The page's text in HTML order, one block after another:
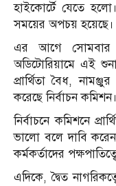
হাইকোর্টে যেতে
সময়ের অপচয় হয়েছে।
এর আগে সোমবার
অডিটোরিয়ামে এই
প্রার্থিতা বৈধ,
করেছে নির্বাচন কমিশন।
নির্বাচনে কমিশনে
ভালো বলে দাবি করেন।
কর্মকর্তাদের
এদিকে, দ্বৈত